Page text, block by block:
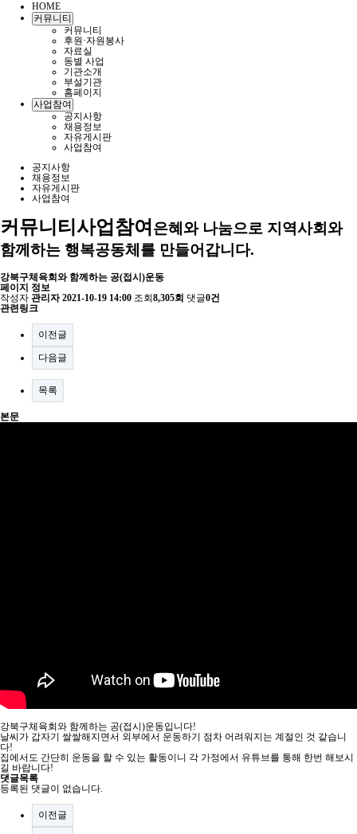
HOME
커뮤니티
커뮤니티
후원·자원봉사
자료실
동별 사업
기관소개
부설기관
홈페이지
사업참여
공지사항
채용정보
자유게시판
사업참여
공지사항
채용정보
자유게시판
사업참여
커뮤니티 사업참여 은혜와 나눔으로 지역사회와
함께하는 행복공동체를 만들어갑니다.
강북구체육회와 함께하는 공(접시)운동
페이지 정보
작성자 관리자 2021-10-19 14:00 조회 8,305회 댓글0건
관련링크
이전글
다음글
목록
본문
강북구체육회와 함께하는 공(접시)운동입니다!
날씨가 갑자기 쌀쌀해지면서 외부에서 운동하기 점차 어려워지는 계절인 것 같습니
다!
집에서도 간단히 운동을 할 수 있는 활동이니 각 가정에서 유튜브를 통해 한번 해보시
길 바랍니다!
댓글목록
등록된 댓글이 없습니다.
이전글